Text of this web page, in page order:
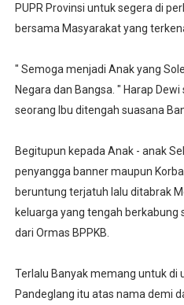
PUPR Provinsi untuk segera di
bersama Masyarakat yang
" Semoga menjadi Anak yang
Negara dan Bangsa. " Harap
seorang Ibu ditengah suasana
Begitupun kepada Anak - anak
penyangga banner maupun
beruntung terjatuh lalu ditabrak
keluarga yang tengah berkabung
dari Ormas BPPKB.
Terlalu Banyak memang untuk di
Pandeglang itu atas nama demi